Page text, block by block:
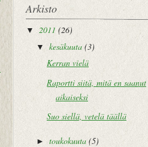
Arkisto
▼ 2011 (26)
▼ kesäkuuta (3)
Kerran vielä
Raportti siitä, mitä en saanut
aikaiseksi
Suo siellä, vetelä täällä
► toukokuuta (5)